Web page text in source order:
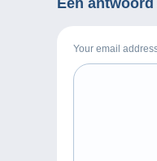
Your email